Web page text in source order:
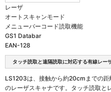
レーザ
オートスキャンモード
メニューバーコード読取機能
GS1 Databar
EAN-128
タッチ読取と遠隔読取に対応する有線レー
LS1203は、接触から約20cmまでの
のレーザスキャナです。タッチ読取と